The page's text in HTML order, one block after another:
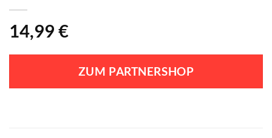
14,99 €
ZUM PARTNERSHOP